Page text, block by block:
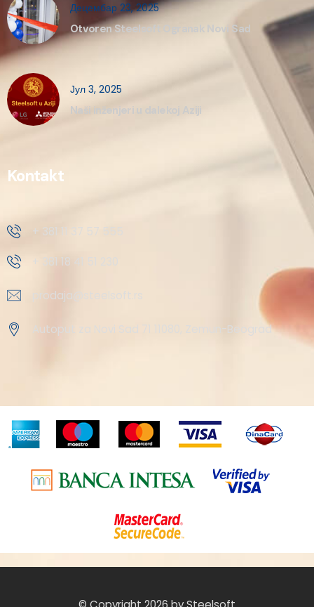
Децембар 23, 2025
Otvoren Steelsoft Ogranak Novi Sad
Јул 3, 2025
Naši inženjeri u dalekoj Aziji
Kontakt
+ 381 11 37 57 555
+ 381 18 41 51 230
prodaja@steelsoft.rs
Autoput za Novi Sad 71 11080, Zemun-Beograd